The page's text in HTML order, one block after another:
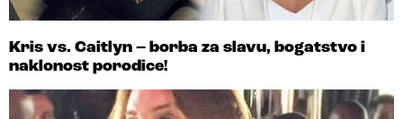
Kris vs. Caitlyn – borba za slavu, bogatstvo i
naklonost porodice!